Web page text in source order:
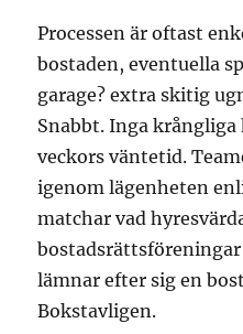
Processen är oftast
bostaden, eventuella
garage? extra skitig
Snabbt. Inga
veckors väntetid.
igenom lägenheten
matchar vad
lämnar efter sig en
Bokstavligen.